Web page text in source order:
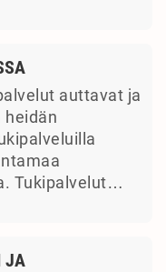
auttavat ja
heidän
Tukipalvelut…
JA